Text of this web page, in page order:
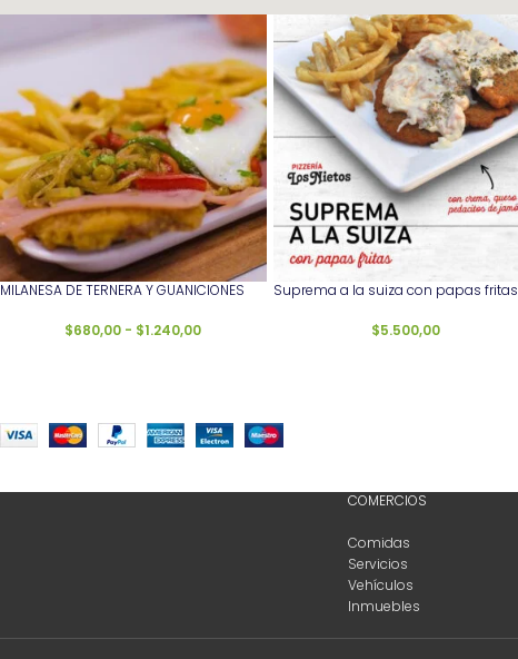
MILANESA DE TERNERA Y GUANICIONES
$680,00 - $1.240,00
Suprema a la suiza con papas fritas
$5.500,00
COMERCIOS
Comidas
Servicios
Vehículos
Inmuebles